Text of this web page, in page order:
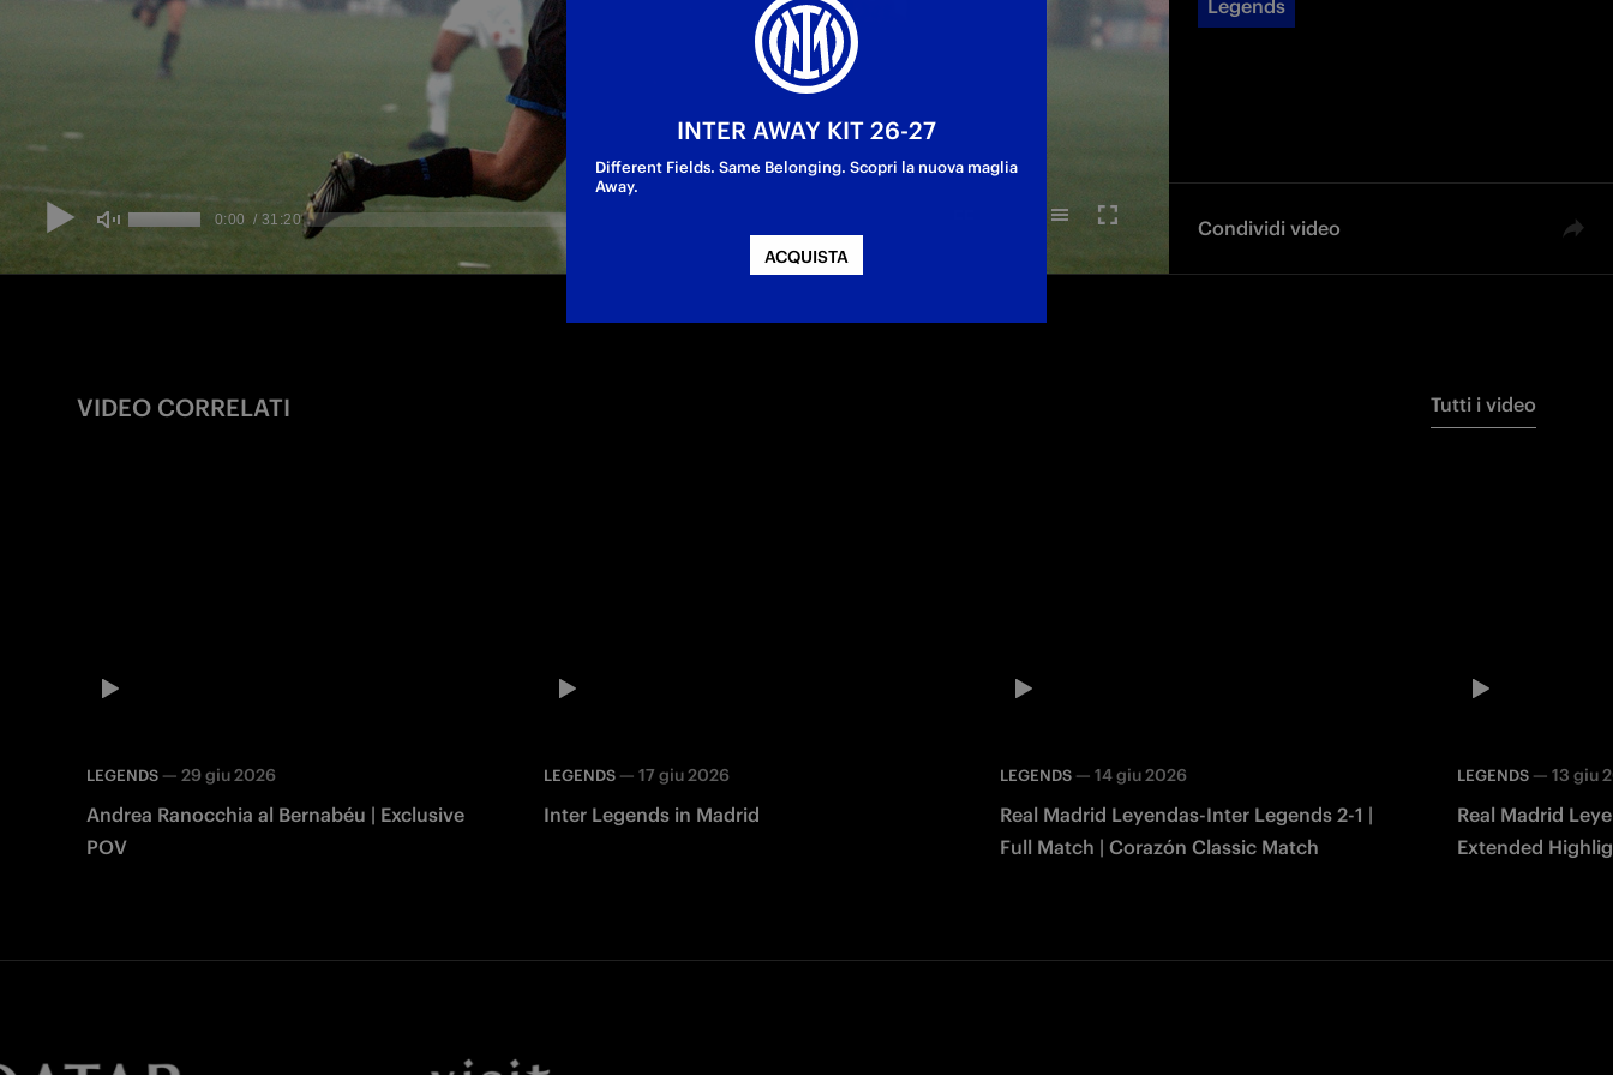
Legends
Condividi video
VIDEO CORRELATI Tutti i video
LEGENDS — 29 giu 2026
Andrea Ranocchia al Bernabéu | Exclusive
POV
LEGENDS— 17 giu 2026
Inter Legends in Madrid
LEGENDS —14 giu 2026
Real Madrid Leyendas-Inter Legends 2-1 |
Full Match | Corazón Classic Match
LEGENDS— 13 giu
Real Madrid
Extended
INTER AWAY KIT 26-27
Different Fields. Same Belonging. Scopri la nuova maglia
Away.
ACQUISTA